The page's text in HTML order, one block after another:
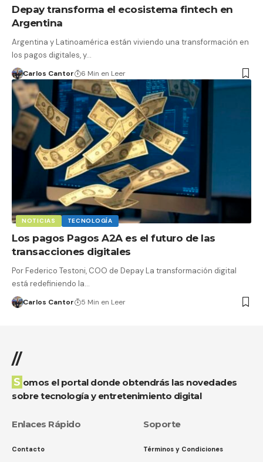
Depay transforma el ecosistema fintech en
Argentina
Argentina y Latinoamérica están viviendo una transformación en
los pagos digitales, y…
Carlos Cantor 6 Min en Leer
NOTICIAS TECNOLOGÍA
Los pagos Pagos A2A es el futuro de las
transacciones digitales
Por Federico Testoni, COO de Depay La transformación digital
está redefiniendo la…
Carlos Cantor 5 Min en Leer
//
Somos el portal donde obtendrás las novedades
sobre tecnología y entretenimiento digital
Enlaces Rápido
Contacto
Soporte
Términos y Condiciones